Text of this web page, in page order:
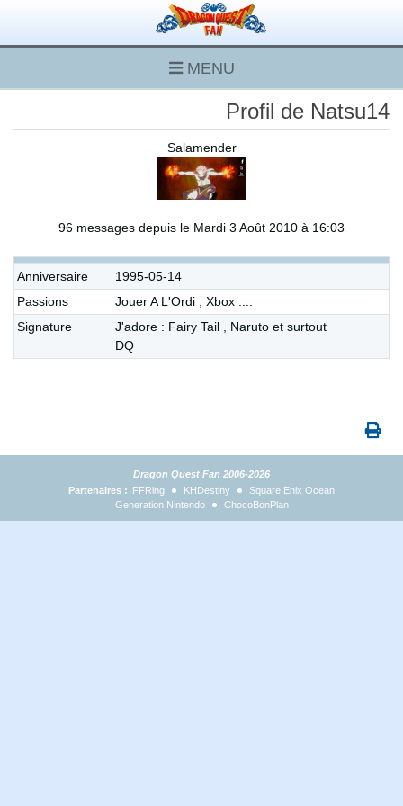
MENU
Profil de Natsu14
Salamender
96 messages depuis le Mardi 3 Août 2010 à 16:03
Anniversaire
1995-05-14
Passions
Jouer A L'Ordi , Xbox ....
Signature
J'adore : Fairy Tail , Naruto et surtout
DQ
Dragon Quest Fan 2006-2026
Partenaires : FFRing KHDestiny
Square Enix Ocean
Generation Nintendo
ChocoBonPlan